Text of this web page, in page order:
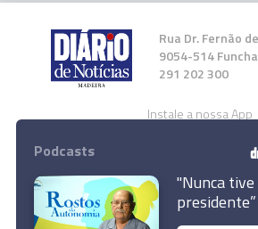
Rua Dr. Fernão
9054-514
291 202 300
Instale a nossa App
Podcasts
"Nunca
presidente”